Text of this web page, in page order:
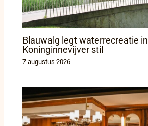
Blauwalg legt waterrecreatie in
Koninginnevijver stil
7 augustus 2026